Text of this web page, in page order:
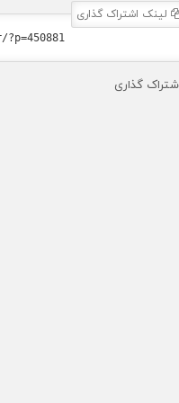
لینک اشتراک گذاری
گذاری